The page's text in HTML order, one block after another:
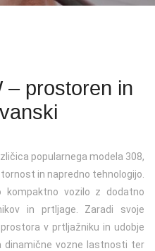
in naročilo ponovljenih (3
– prostoren in
popularnega modela 308,
in napredno tehnologijo.
kompaktno vozilo z dodatno
in prtljage. Zaradi svoje
v prtljažniku in udobje
dinamične vozne lastnosti ter